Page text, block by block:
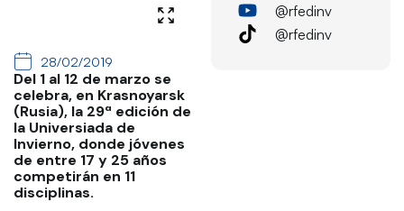
28/02/2019
Del 1 al 12 de marzo se
celebra, en Krasnoyarsk
(Rusia), la 29ª edición de
la Universiada de
Invierno, donde jóvenes
de entre 17 y 25 años
competirán en 11
disciplinas.
@rfedinv
@rfedinv